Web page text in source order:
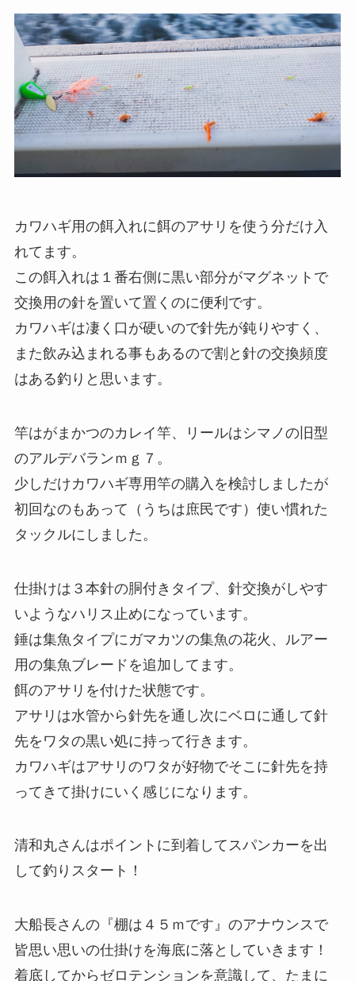
カワハギ用の餌入れに餌のアサリを使う分だけ入
れてます。
この餌入れは１番右側に黒い部分がマグネットで
交換用の針を置いて置くのに便利です。
カワハギは凄く口が硬いので針先が鈍りやすく、
また飲み込まれる事もあるので割と針の交換頻度
はある釣りと思います。
竿はがまかつのカレイ竿、リールはシマノの旧型
のアルデバランｍｇ７。
少しだけカワハギ専用竿の購入を検討しましたが
初回なのもあって（うちは庶民です）使い慣れた
タックルにしました。
仕掛けは３本針の胴付きタイプ、針交換がしやす
いようなハリス止めになっています。
錘は集魚タイプにガマカツの集魚の花火、ルアー
用の集魚ブレードを追加してます。
餌のアサリを付けた状態です。
アサリは水管から針先を通し次にベロに通して針
先をワタの黒い処に持って行きます。
カワハギはアサリのワタが好物でそこに針先を持
ってきて掛けにいく感じになります。
清和丸さんはポイントに到着してスパンカーを出
して釣りスタート！
大船長さんの『棚は４５ｍです』のアナウンスで
皆思い思いの仕掛けを海底に落としていきます！
着底してからゼロテンションを意識して、たまに